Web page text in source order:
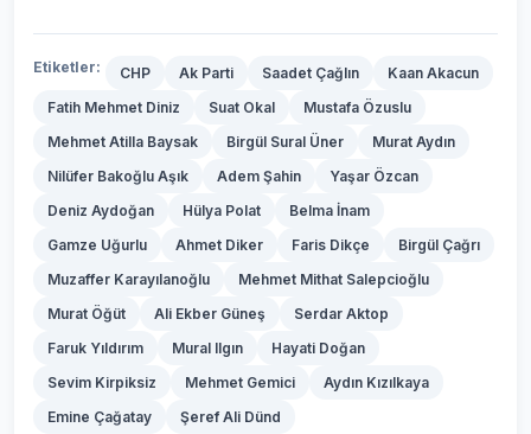
Etiketler: CHP Ak Parti Saadet Çağlın
Kaan Akacun
Fatih Mehmet Diniz
Suat Okal
Mustafa Özuslu
Mehmet Atilla Baysak
Birgül Sural Üner
Murat Aydın
Nilüfer Bakoğlu Aşık
Adem Şahin
Yaşar Özcan
Deniz Aydoğan
Hülya Polat
Belma İnam
Gamze Uğurlu
Ahmet Diker Faris Dikçe
Birgül Çağrı
Muzaffer Karayılanoğlu
Mehmet Mithat Salepcioğlu
Murat Öğüt
Ali Ekber Güneş
Serdar Aktop
Faruk Yıldırım
Mural Ilgın
Hayati Doğan
Sevim Kirpiksiz
Mehmet Gemici
Aydın Kızılkaya
Emine Çağatay
Şeref Ali Dünd